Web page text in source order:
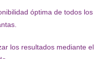
óptima de todos los
los resultados mediante el